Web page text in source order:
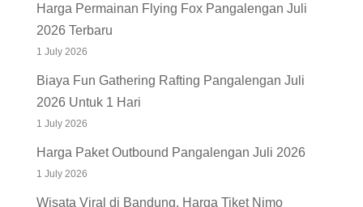
Harga Permainan Flying Fox Pangalengan Juli
2026 Terbaru
1 July 2026
Biaya Fun Gathering Rafting Pangalengan Juli
2026 Untuk 1 Hari
1 July 2026
Harga Paket Outbound Pangalengan Juli 2026
1 July 2026
Wisata Viral di Bandung, Harga Tiket Nimo